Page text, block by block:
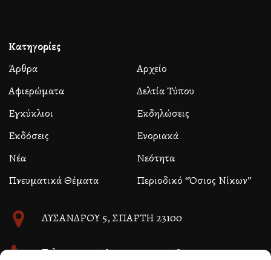
Κατηγορίες
Άρθρα
Αρχείο
Αφιερώματα
Δελτία Τύπου
Εγκύκλιοι
Εκδηλώσεις
Εκδόσεις
Ενοριακά
Νέα
Νεότητα
Πνευματικά Θέματα
Περιοδικό “Όσιος Νίκων”
ΛΥΣΑΝΔΡΟΥ 5, ΣΠΑΡΤΗ 23100
Τηλ. 27310 26580 και 27310 26581